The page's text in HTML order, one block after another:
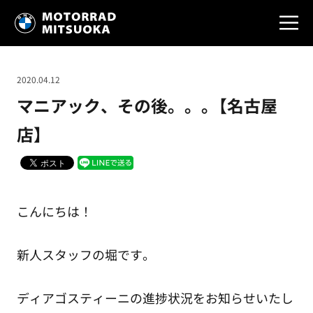
マニアック、その後。。。【名古屋
店】
2020.04.12
こんにちは！
新人スタッフの堀です。
ディアゴスティーニの進捗状況をお知らせいたし